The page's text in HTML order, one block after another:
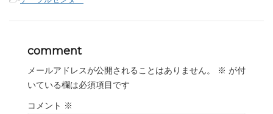
comment
メールアドレスが公開されることはありません。 ※ が付
いている欄は必須項目です
コメント ※